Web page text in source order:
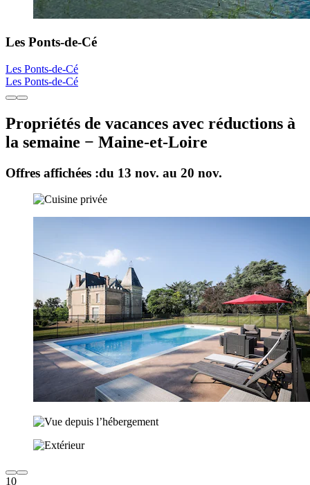
Les Ponts-de-Cé
Les Ponts-de-Cé
Les Ponts-de-Cé
Propriétés de vacances avec réductions à
la semaine − Maine-et-Loire
Offres affichées :du 13 nov. au 20 nov.
10